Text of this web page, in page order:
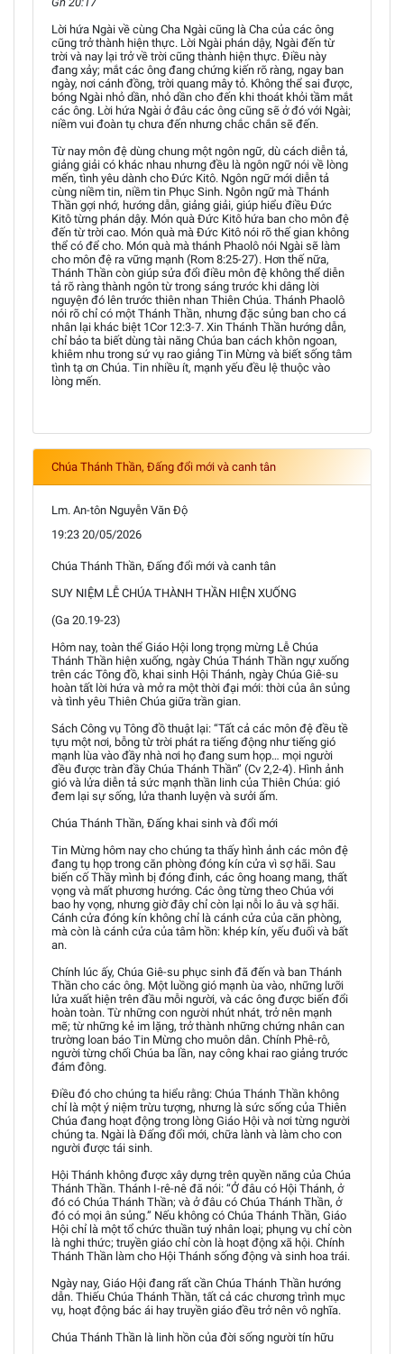
Lời hứa Ngài về cùng Cha Ngài cũng là Cha của các ông
cũng trở thành hiện thực. Lời Ngài phán dậy, Ngài đến từ
trời và nay lại trở về trời cũng thành hiện thực. Điều này
đang xảy; mắt các ông đang chứng kiến rõ ràng, ngay ban
ngày, nơi cánh đồng, trời quang mây tỏ. Không thể sai được,
bóng Ngài nhỏ dần, nhỏ dần cho đến khi thoát khỏi tầm mắt
các ông. Lời hứa Ngài ở đâu các ông cũng sẽ ở đó với Ngài;
niềm vui đoàn tụ chưa đến nhưng chắc chắn sẽ đến.
Từ nay môn đệ dùng chung một ngôn ngữ, dù cách diễn tả,
giảng giải có khác nhau nhưng đều là ngôn ngữ nói về lòng
mến, tình yêu dành cho Đức Kitô. Ngôn ngữ mới diễn tả
cùng niềm tin, niềm tin Phục Sinh. Ngôn ngữ mà Thánh
Thần gợi nhớ, hướng dẫn, giảng giải, giúp hiểu điều Đức
Kitô từng phán dậy. Món quà Đức Kitô hứa ban cho môn đệ
đến từ trời cao. Món quà mà Đức Kitô nói rõ thế gian không
thể có để cho. Món quà mà thánh Phaolô nói Ngài sẽ làm
cho môn đệ ra vững mạnh (Rom 8:25-27). Hơn thế nữa,
Thánh Thần còn giúp sửa đổi điều môn đệ không thể diễn
tả rõ ràng thành ngôn từ trong sáng trước khi dâng lời
nguyện đó lên trước thiên nhan Thiên Chúa. Thánh Phaolô
nói rõ chỉ có một Thánh Thần, nhưng đặc sủng ban cho cá
nhân lại khác biệt 1Cor 12:3-7. Xin Thánh Thần hướng dẫn,
chỉ bảo ta biết dùng tài năng Chúa ban cách khôn ngoan,
khiêm nhu trong sứ vụ rao giảng Tin Mừng và biết sống tâm
tình tạ ơn Chúa. Tin nhiều ít, mạnh yếu đều lệ thuộc vào
lòng mến.
Chúa Thánh Thần, Đấng đổi mới và canh tân
Lm. An-tôn Nguyễn Văn Độ
19:23 20/05/2026
Chúa Thánh Thần, Đấng đổi mới và canh tân
SUY NIỆM LỄ CHÚA THÀNH THẦN HIỆN XUỐNG
(Ga 20.19-23)
Hôm nay, toàn thể Giáo Hội long trọng mừng Lễ Chúa
Thánh Thần hiện xuống, ngày Chúa Thánh Thần ngự xuống
trên các Tông đồ, khai sinh Hội Thánh, ngày Chúa Giê-su
hoàn tất lời hứa và mở ra một thời đại mới: thời của ân sủng
và tình yêu Thiên Chúa giữa trần gian.
Sách Công vụ Tông đồ thuật lại: “Tất cả các môn đệ đều tề
tựu một nơi, bỗng từ trời phát ra tiếng động như tiếng gió
mạnh lùa vào đầy nhà nơi họ đang sum họp… mọi người
đều được tràn đầy Chúa Thánh Thần” (Cv 2,2-4). Hình ảnh
gió và lửa diễn tả sức mạnh thần linh của Thiên Chúa: gió
đem lại sự sống, lửa thanh luyện và sưởi ấm.
Chúa Thánh Thần, Đấng khai sinh và đổi mới
Tin Mừng hôm nay cho chúng ta thấy hình ảnh các môn đệ
đang tụ họp trong căn phòng đóng kín cửa vì sợ hãi. Sau
biến cố Thầy mình bị đóng đinh, các ông hoang mang, thất
vọng và mất phương hướng. Các ông từng theo Chúa với
bao hy vọng, nhưng giờ đây chỉ còn lại nỗi lo âu và sợ hãi.
Cánh cửa đóng kín không chỉ là cánh cửa của căn phòng,
mà còn là cánh cửa của tâm hồn: khép kín, yếu đuối và bất
an.
Chính lúc ấy, Chúa Giê-su phục sinh đã đến và ban Thánh
Thần cho các ông. Một luồng gió mạnh ùa vào, những lưỡi
lửa xuất hiện trên đầu mỗi người, và các ông được biến đổi
hoàn toàn. Từ những con người nhút nhát, trở nên mạnh
mẽ; từ những kẻ im lặng, trở thành những chứng nhân can
trường loan báo Tin Mừng cho muôn dân. Chính Phê-rô,
người từng chối Chúa ba lần, nay công khai rao giảng trước
đám đông.
Điều đó cho chúng ta hiểu rằng: Chúa Thánh Thần không
chỉ là một ý niệm trừu tượng, nhưng là sức sống của Thiên
Chúa đang hoạt động trong lòng Giáo Hội và nơi từng người
chúng ta. Ngài là Đấng đổi mới, chữa lành và làm cho con
người được tái sinh.
Hội Thánh không được xây dựng trên quyền năng của Chúa
Thánh Thần. Thánh I-rê-nê đã nói: “Ở đâu có Hội Thánh, ở
đó có Chúa Thánh Thần; và ở đâu có Chúa Thánh Thần, ở
đó có mọi ân sủng.” Nếu không có Chúa Thánh Thần, Giáo
Hội chỉ là một tổ chức thuần tuý nhân loại; phụng vụ chỉ còn
là nghi thức; truyền giáo chỉ còn là hoạt động xã hội. Chính
Thánh Thần làm cho Hội Thánh sống động và sinh hoa trái.
Ngày nay, Giáo Hội đang rất cần Chúa Thánh Thần hướng
dẫn. Thiếu Chúa Thánh Thần, tất cả các chương trình mục
vụ, hoạt động bác ái hay truyền giáo đều trở nên vô nghĩa.
Chúa Thánh Thần là linh hồn của đời sống người tín hữu